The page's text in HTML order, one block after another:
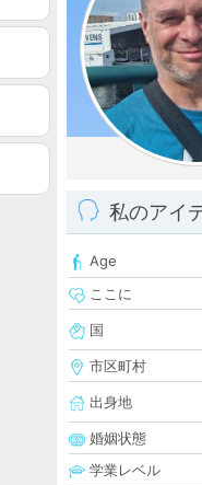
私のアイ
Age
ここに
国
市区町村
出身地
婚姻状態
学業レベル